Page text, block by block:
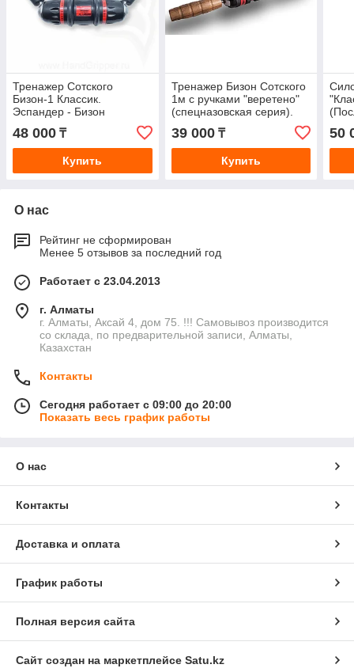
Тренажер Сотского
Бизон-1 Классик.
Эспандер - Бизон
48 000 ₸
Купить
Тренажер Бизон Сотского
1м с ручками "веретено"
(спецназовская серия).
Тренировка кистей, рук и
предплечий
39 000₸
Купить
50
О нас
Рейтинг не сформирован
Менее 5 отзывов за последний год
Работает с 23.04.2013
г. Алматы
г. Алматы, Аксай 4, дом 75. !!! Самовывоз производится
со склада, по предварительной записи, Алматы,
Казахстан
Контакты
Сегодня работает с 09:00 до 20:00
Показать весь график работы
О нас
Контакты
Доставка и оплата
График работы
Полная версия сайта
Сайт создан на маркетплейсе Satu.kz